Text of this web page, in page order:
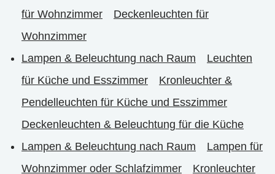
für Wohnzimmer
Deckenleuchten für
Wohnzimmer
Lampen & Beleuchtung nach Raum
Leuchten
für Küche und Esszimmer
Kronleuchter &
Pendelleuchten für Küche und Esszimmer
Deckenleuchten & Beleuchtung für die Küche
Lampen & Beleuchtung nach Raum
Lampen für
Wohnzimmer oder Schlafzimmer
Kronleuchter